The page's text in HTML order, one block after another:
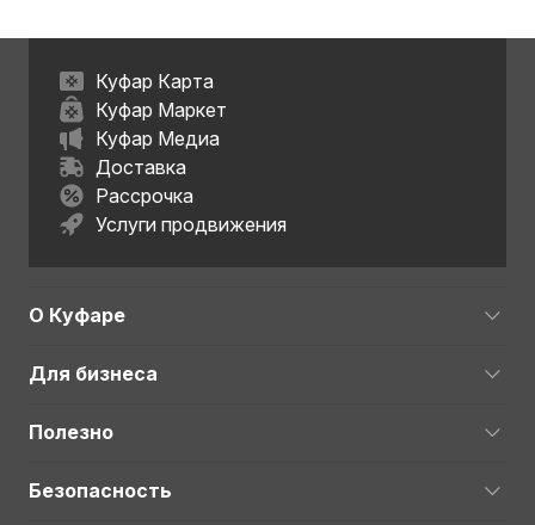
Куфар Карта
Куфар Маркет
Куфар Медиа
Доставка
Рассрочка
Услуги продвижения
О Куфаре
Для бизнеса
Полезно
Безопасность